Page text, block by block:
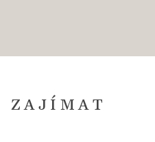
ZAJÍMAT